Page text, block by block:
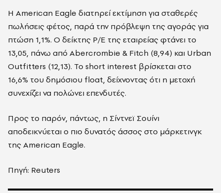
Η American Eagle διατηρεί εκτίμηση για σταθερές
πωλήσεις φέτος, παρά την πρόβλεψη της αγοράς για
πτώση 1,1%. Ο δείκτης P/E της εταιρείας φτάνει το
13,05, πάνω από Abercrombie & Fitch (8,94) και Urban
Outfitters (12,13). Το short interest βρίσκεται στο
16,6% του δημόσιου float, δείχνοντας ότι η μετοχή
συνεχίζει να πολώνει επενδυτές.
Προς το παρόν, πάντως, η Σίντνεϊ Σουίνι
αποδεικνύεται ο πιο δυνατός άσσος στο μάρκετινγκ
της American Eagle.
Πηγή: Reuters